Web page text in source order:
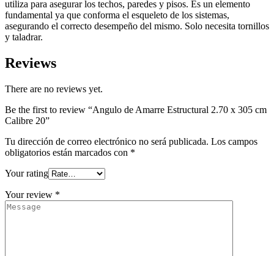
utiliza para asegurar los techos, paredes y pisos. Es un elemento
fundamental ya que conforma el esqueleto de los sistemas,
asegurando el correcto desempeño del mismo. Solo necesita tornillos
y taladrar.
Reviews
There are no reviews yet.
Be the first to review “Angulo de Amarre Estructural 2.70 x 305 cm
Calibre 20”
Tu dirección de correo electrónico no será publicada. Los campos
obligatorios están marcados con *
Your rating
Your review *